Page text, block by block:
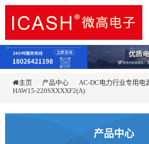
主页 产品中心
AC-DC电力行业专用电
HAW15-220SXXXXF2(A)
产品中心